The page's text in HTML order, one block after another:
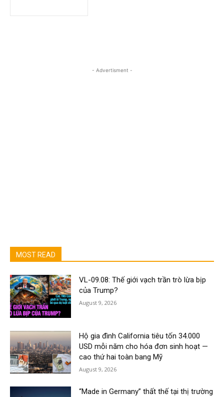
- Advertisment -
MOST READ
VL-09.08: Thế giới vạch trần trò lừa bịp
của Trump?
August 9, 2026
Hộ gia đình California tiêu tốn 34.000
USD mỗi năm cho hóa đơn sinh hoạt —
cao thứ hai toàn bang Mỹ
August 9, 2026
“Made in Germany” thất thế tại thị trường